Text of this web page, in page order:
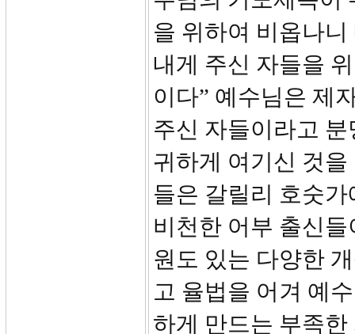
을 위하여 비옵나
내게 주신 자들을
이다” 예수님은 제
주신 자들이라고
귀하게 여기신 것
들은 갈릴리 호숫
비천한 어부 출신
원도 있는 다양한
고 율법을 어겨 예
하게 만드는 부족